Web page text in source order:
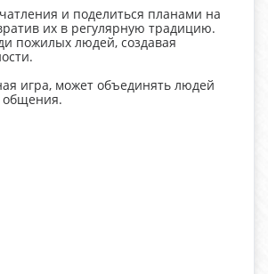
и поделиться планами на
их в регулярную традицию.
пожилых людей, создавая
игра, может объединять людей
общения.